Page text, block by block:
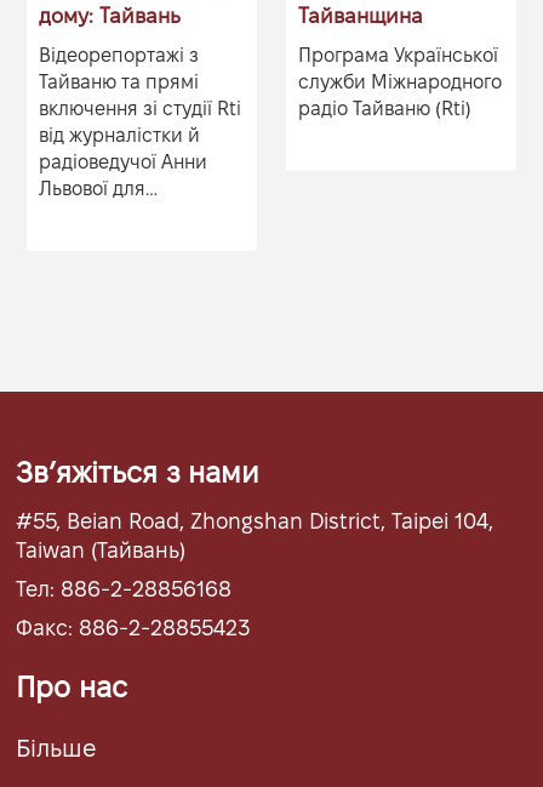
дому: Тайвань
Відеорепортажі з
Тайваню та прямі
включення зі студії Rti
від журналістки й
радіоведучої Анни
Львової для
Тайванщина
Програма Української
служби Міжнародного
радіо Тайваню (Rti)
Звʼяжіться з нами
#55, Beian Road, Zhongshan District, Taipei 104,
Taiwan (Тайвань)
Тел: 886-2-28856168
Факс: 886-2-28855423
Про нас
Більше